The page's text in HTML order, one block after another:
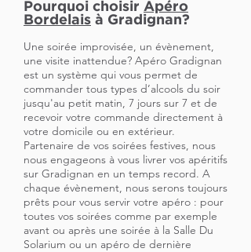
Pourquoi choisir Apéro
Bordelais à Gradignan?
Une soirée improvisée, un évènement,
une visite inattendue? Apéro Gradignan
est un système qui vous permet de
commander tous types d’alcools du soir
jusqu'au petit matin, 7 jours sur 7 et de
recevoir votre commande directement à
votre domicile ou en extérieur.
Partenaire de vos soirées festives, nous
nous engageons à vous livrer vos apéritifs
sur Gradignan en un temps record. A
chaque évènement, nous serons toujours
prêts pour vous servir votre apéro : pour
toutes vos soirées comme par exemple
avant ou après une soirée à la Salle Du
Solarium ou un apéro de dernière